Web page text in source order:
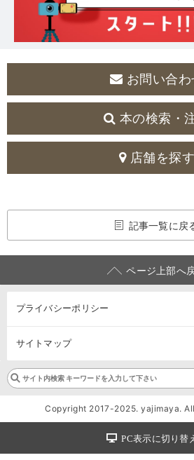
お問い合わ
本の検索・
店舗を探す
記事一覧に戻
ページ上部へ
プライバシーポリシー
サイトマップ
Copyright 2017-2025. yajimaya.
PC表示に切り替